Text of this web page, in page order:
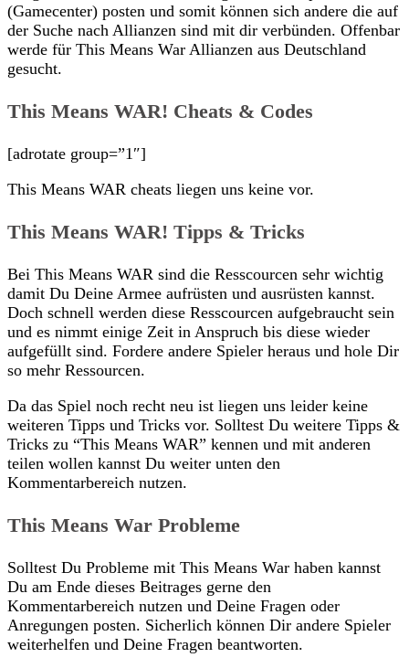
(Gamecenter) posten und somit können sich andere die auf
der Suche nach Allianzen sind mit dir verbünden. Offenbar
werde für This Means War Allianzen aus Deutschland
gesucht.
This Means WAR! Cheats & Codes
[adrotate group=”1″]
This Means WAR cheats liegen uns keine vor.
This Means WAR! Tipps & Tricks
Bei This Means WAR sind die Resscourcen sehr wichtig
damit Du Deine Armee aufrüsten und ausrüsten kannst.
Doch schnell werden diese Resscourcen aufgebraucht sein
und es nimmt einige Zeit in Anspruch bis diese wieder
aufgefüllt sind. Fordere andere Spieler heraus und hole Dir
so mehr Ressourcen.
Da das Spiel noch recht neu ist liegen uns leider keine
weiteren Tipps und Tricks vor. Solltest Du weitere Tipps &
Tricks zu “This Means WAR” kennen und mit anderen
teilen wollen kannst Du weiter unten den
Kommentarbereich nutzen.
This Means War Probleme
Solltest Du Probleme mit This Means War haben kannst
Du am Ende dieses Beitrages gerne den
Kommentarbereich nutzen und Deine Fragen oder
Anregungen posten. Sicherlich können Dir andere Spieler
weiterhelfen und Deine Fragen beantworten.